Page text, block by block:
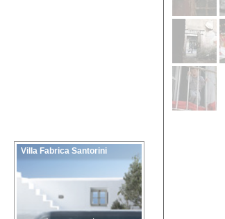
Villa Fabrica Santorini